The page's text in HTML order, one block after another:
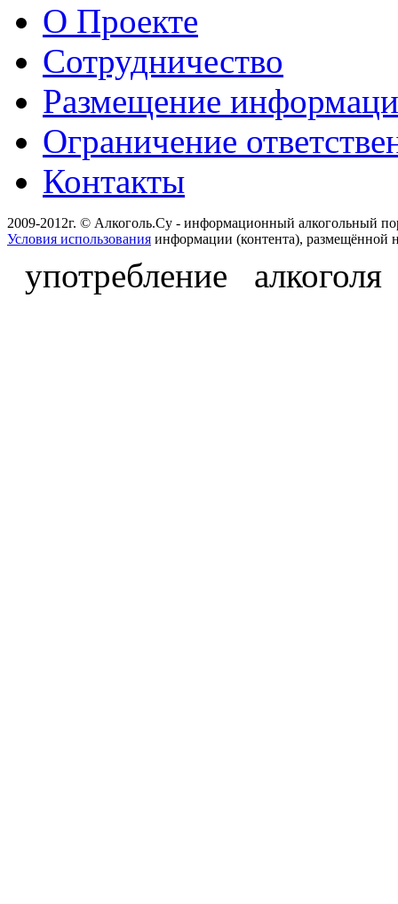
О Проекте
Сотрудничество
Размещение
Ограничение
Контакты
2009-2012г. © Алкоголь.Су - информационный алкогольный
Условия использования информации (контента), размещённой
употребление